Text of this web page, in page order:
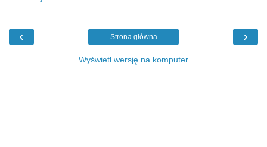
‹ ›
Strona główna
Wyświetl wersję na komputer